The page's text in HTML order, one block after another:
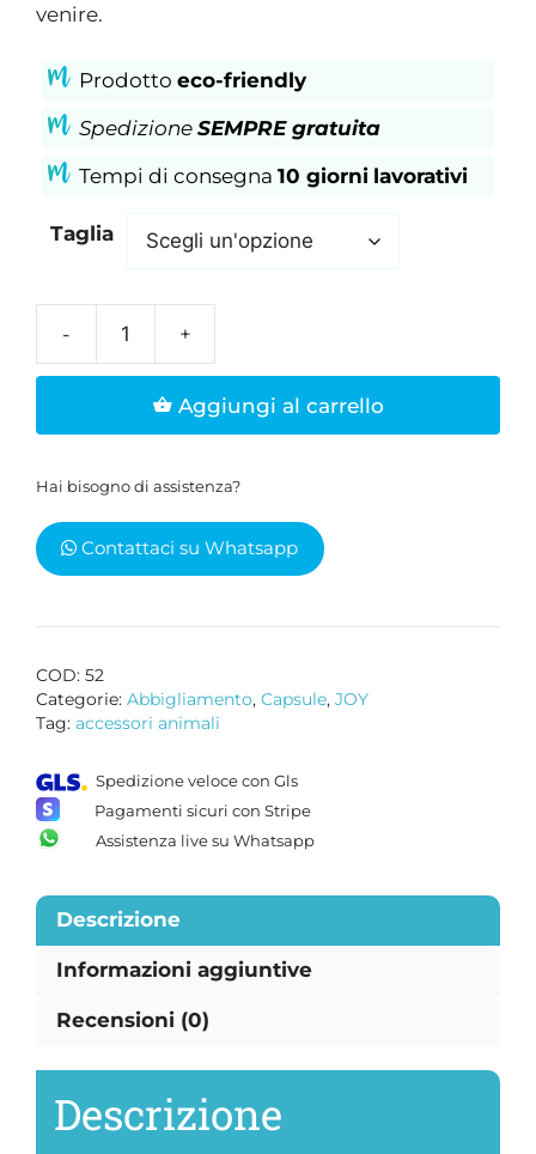
venire.
Prodotto eco-friendly
Spedizione SEMPRE gratuita
Tempi di consegna 10 giorni lavorativi
Taglia
per
animali
bianca
WHAT
YOU
LOVE
Aggiungi al carrello
Hai bisogno di assistenza?
Contattaci su Whatsapp
COD: 52
Categorie: Abbigliamento, Capsule, JOY
Tag: accessori animali
Spedizione veloce con Gls
Pagamenti sicuri con Stripe
Assistenza live su Whatsapp
Descrizione
Informazioni aggiuntive
Recensioni (0)
Descrizione